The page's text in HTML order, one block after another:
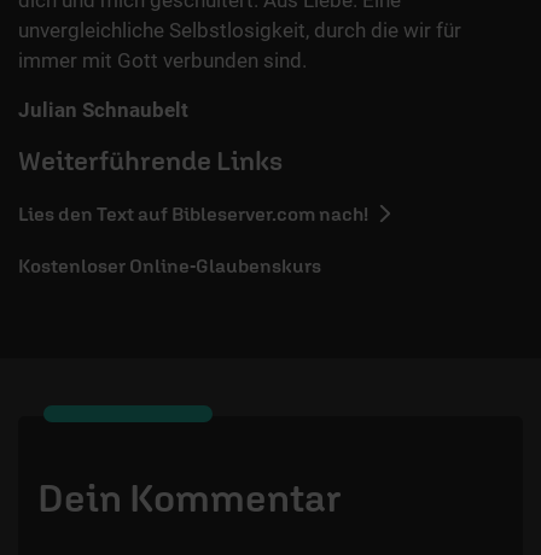
unvergleichliche Selbstlosigkeit, durch die wir für
immer mit Gott verbunden sind.
Julian Schnaubelt
Weiterführende Links
Lies den Text auf Bibleserver.com nach!
Kostenloser Online-Glaubenskurs
Dein Kommentar